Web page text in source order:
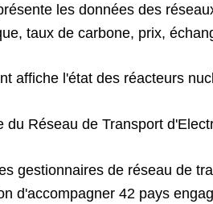
les données des
taux de carbone, prix,
affiche l'état des réacteurs
du Réseau de Transport
gestionnaires de réseau de
d'accompagner 42 pays